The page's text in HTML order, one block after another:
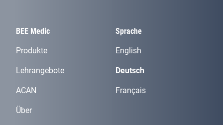
BEE Medic
Produkte
Lehrangebote
ACAN
Über
Sprache
English
Deutsch
Français